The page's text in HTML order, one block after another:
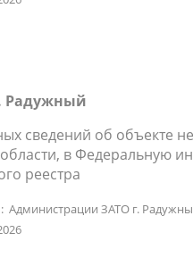
Радужный
сведений об объекте
в Федеральную
реестра
ЗАТО г.